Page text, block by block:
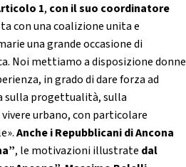
1, con il suo coordinatore
con una coalizione unita e
una grande occasione di
Noi mettiamo a disposizione donne
in grado di dare forza ad
sulla progettualità, sulla
urbano, con particolare
Anche i Repubblicani di Ancona
, le motivazioni illustrate dal